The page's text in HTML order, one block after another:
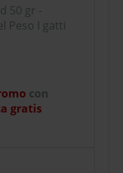
50 gr -
Peso I gatti
con
gratis